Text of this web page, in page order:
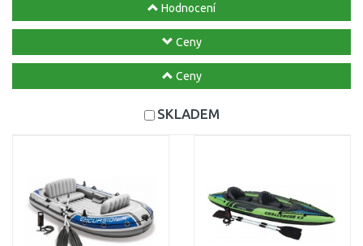
Hodnocení
Ceny
Ceny
SKLADEM